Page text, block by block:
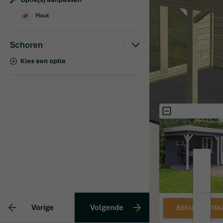
Hout
Schoren
Kies een optie
Vorige Volgende BEKIJK